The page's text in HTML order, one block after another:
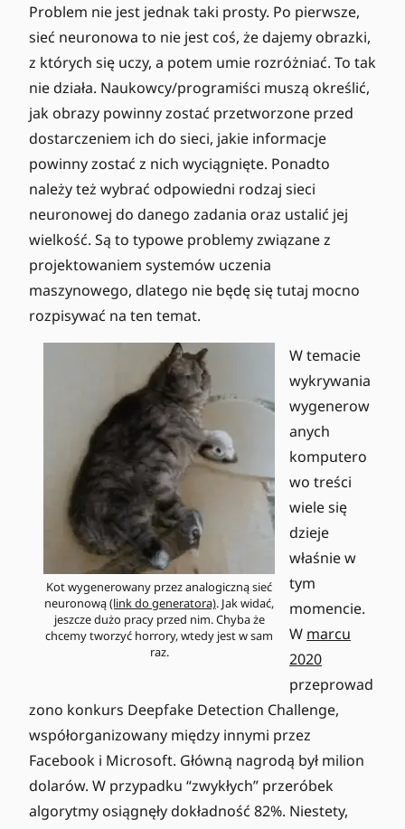
Problem nie jest jednak taki prosty. Po pierwsze,
sieć neuronowa to nie jest coś, że dajemy obrazki,
z których się uczy, a potem umie rozróżniać. To tak
nie działa. Naukowcy/programiści muszą określić,
jak obrazy powinny zostać przetworzone przed
dostarczeniem ich do sieci, jakie informacje
powinny zostać z nich wyciągnięte. Ponadto
należy też wybrać odpowiedni rodzaj sieci
neuronowej do danego zadania oraz ustalić jej
wielkość. Są to typowe problemy związane z
projektowaniem systemów uczenia
maszynowego, dlatego nie będę się tutaj mocno
rozpisywać na ten temat.
Kot wygenerowany przez analogiczną sieć
neuronową(link do generatora). Jak widać,
jeszcze dużo pracy przed nim. Chyba że
chcemy tworzyć horrory, wtedy jest w sam
raz.
W temacie
wykrywania
wygenerow
anych
komputero
wo treści
wiele się
dzieje
właśnie w
tym
momencie.
W marcu
2020
przeprowad
zono konkurs Deepfake Detection Challenge,
współorganizowany między innymi przez
Facebook i Microsoft. Główną nagrodą był milion
dolarów. W przypadku “zwykłych” przeróbek
algorytmy osiągnęły dokładność 82%. Niestety,